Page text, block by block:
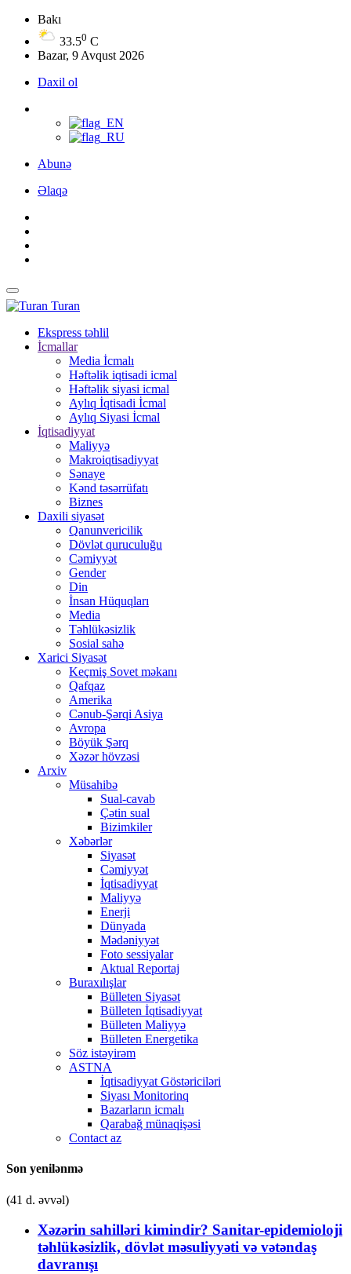
Bakı
33.50 C
Bazar, 9 Avqust 2026
Daxil ol
Abunə
Əlaqə
Turan
Ekspress təhlil
İcmallar
Media İcmalı
Həftəlik iqtisadi icmal
Həftəlik siyasi icmal
Aylıq İqtisadi İcmal
Aylıq Siyasi İcmal
İqtisadiyyat
Maliyyə
Makroiqtisadiyyat
Sənaye
Kənd təsərrüfatı
Biznes
Daxili siyasət
Qanunvericilik
Dövlət quruculuğu
Cəmiyyət
Gender
Din
İnsan Hüquqları
Media
Təhlükəsizlik
Sosial sahə
Xarici Siyasət
Keçmiş Sovet məkanı
Qafqaz
Amerika
Cənub-Şərqi Asiya
Avropa
Böyük Şərq
Xəzər hövzəsi
Arxiv
Müsahibə
Sual-cavab
Çətin sual
Bizimkiler
Xəbərlər
Siyasət
Cəmiyyət
İqtisadiyyat
Maliyyə
Enerji
Dünyada
Mədəniyyət
Foto sessiyalar
Aktual Reportaj
Buraxılışlar
Bülleten Siyasət
Bülleten İqtisadiyyat
Bülleten Maliyyə
Bülleten Energetika
Söz istəyirəm
ASTNA
İqtisadiyyat Göstəriciləri
Siyası Monitorinq
Bazarların icmalı
Qarabağ münaqişəsi
Contact az
Son yenilənmə
(41 d. əvvəl)
Xəzərin sahilləri kimindir? Sanitar-epidemioloji
təhlükəsizlik, dövlət məsuliyyəti və vətəndaş
davranışı